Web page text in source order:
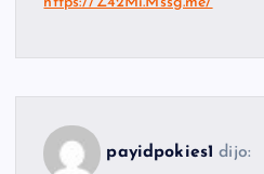
payidpokies1 dijo: